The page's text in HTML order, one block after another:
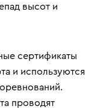
высот и
сертификаты
и используются
проводят